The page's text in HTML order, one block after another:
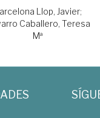
Llop, Javier;
Caballero, Teresa
Mª